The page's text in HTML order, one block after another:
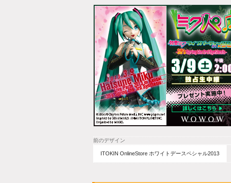
前のデザイン
ITOKIN OnlineStore ホワイトデースペシャル2013